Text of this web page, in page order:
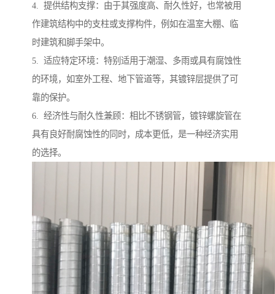
4. 提供结构支撑：由于其强度高、耐久性好，也常被用
作建筑结构中的支柱或支撑构件，例如在温室大棚、临
时建筑和脚手架中。
5. 适应特定环境：特别适用于潮湿、多雨或具有腐蚀性
的环境，如室外工程、地下管道等，其镀锌层提供了可
靠的保护。
6. 经济性与耐久性兼顾：相比不锈钢管，镀锌螺旋管在
具有良好耐腐蚀性的同时，成本更低，是一种经济实用
的选择。